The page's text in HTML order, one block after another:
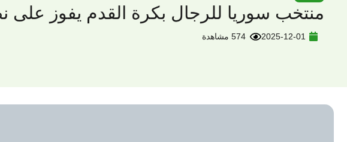
منتخب سوريا للرجال بكرة القدم يفوز
2025-12-01 574 مشاهدة